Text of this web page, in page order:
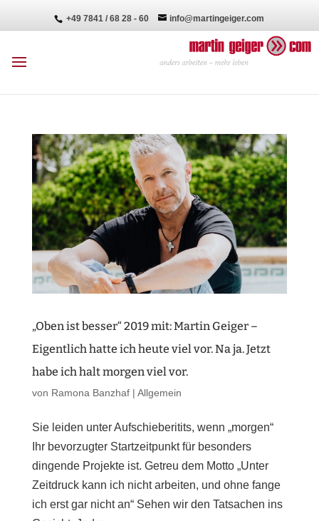
+49 7841 / 68 28 - 60 info@martingeiger.com
„Oben ist besser“ 2019 mit: Martin Geiger –
Eigentlich hatte ich heute viel vor. Na ja. Jetzt
habe ich halt morgen viel vor.
von Ramona Banzhaf| Allgemein
Sie leiden unter Aufschieberitits, wenn „morgen“
Ihr bevorzugter Startzeitpunkt für besonders
dingende Projekte ist. Getreu dem Motto „Unter
Zeitdruck kann ich nicht arbeiten, und ohne fange
ich erst gar nicht an“ Sehen wir den Tatsachen ins